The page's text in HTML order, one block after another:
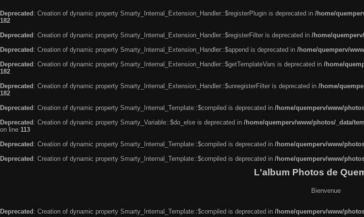
Deprecated : Creation of dynamic property Smarty_Internal_Extension_Handler::$registerPlugin is deprecated in /home/
182
Deprecated : Creation of dynamic property Smarty_Internal_Extension_Handler::$registerFilter is deprecated in /home/
Deprecated : Creation of dynamic property Smarty_Internal_Extension_Handler::$append is deprecated in /home/quemperv/
Deprecated : Creation of dynamic property Smarty_Internal_Extension_Handler::$getTemplateVars is deprecated in /home/
182
Deprecated : Creation of dynamic property Smarty_Internal_Extension_Handler::$unregisterFilter is deprecated in /home/
182
Deprecated : Creation of dynamic property Smarty_Internal_Template::$compiled is deprecated in /home/quemperv/www/
Deprecated : Creation of dynamic property Smarty_Variable::$do_else is deprecated in /home/quemperv/www/photos/_data/
on line 113
Deprecated : Creation of dynamic property Smarty_Internal_Template::$compiled is deprecated in /home/quemperv/www/
Deprecated : Creation of dynamic property Smarty_Internal_Template::$compiled is deprecated in /home/quemperv/www/
L'album Photos de
Bienvenue
Deprecated: Creation of dynamic property Smarty_Internal_Template::$compiled is deprecated in /home/quemperv/www/